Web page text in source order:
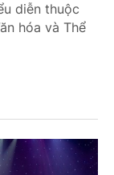
diễn thuộc
hóa và Thể